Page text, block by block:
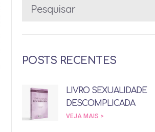
POSTS RECENTES
LIVRO SEXUALIDADE
DESCOMPLICADA
VEJA MAIS >